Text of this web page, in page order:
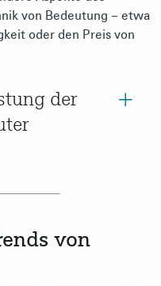
von Bedeutung – etwa
oder den Preis von
der
von